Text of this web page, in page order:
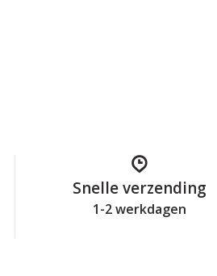
Snelle verzending
1-2 werkdagen